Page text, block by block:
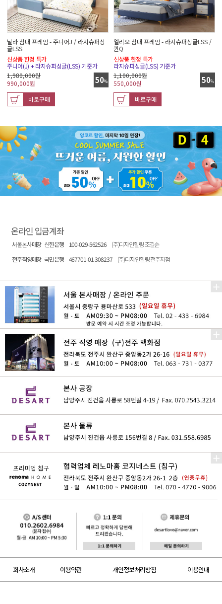
닐라 침대 프레임 - 주니어J / 라지슈퍼싱
글LSS
신상품 한정 특가
주니어(J) + 라지슈퍼싱글(LSS) 기준가
50%
1,980,000원
990,000원
바로구매
엘리오 침대 프레임 - 라지슈퍼싱글LSS /
퀸Q
신상품 한정 특가
라지슈퍼싱글(LSS) 기준가
50%
1,100,000원
550,000원
바로구매
온라인 입금계좌
서울본사매장 신한은행 100-029-562526
(주)디자인힐링 조길순
전주직영매장 국민은행 467701-01-308237 (주)디자인힐링 전주지점
회사소개 이용약관 개인정보처리방침 이용안내